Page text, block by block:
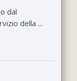
dal
della ...